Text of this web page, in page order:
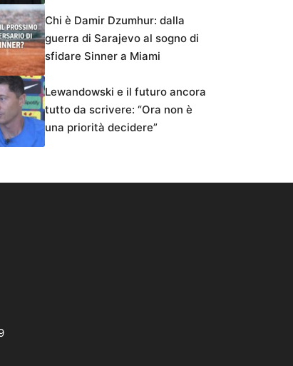
Chi è Damir Dzumhur: dalla
guerra di Sarajevo al sogno di
sfidare Sinner a Miami
Lewandowski e il futuro ancora
tutto da scrivere: “Ora non è
una priorità decidere”